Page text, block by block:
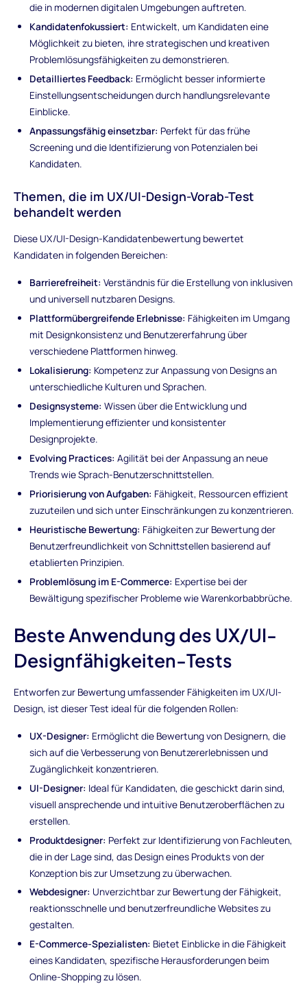
die in modernen digitalen Umgebungen auftreten.
Kandidatenfokussiert: Entwickelt, um Kandidaten eine
Möglichkeit zu bieten, ihre strategischen und kreativen
Problemlösungsfähigkeiten zu demonstrieren.
Detailliertes Feedback: Ermöglicht besser informierte
Einstellungsentscheidungen durch handlungsrelevante
Einblicke.
Anpassungsfähig einsetzbar: Perfekt für das frühe
Screening und die Identifizierung von Potenzialen bei
Kandidaten.
Themen, die im UX/UI-Design-Vorab-Test
behandelt werden
Diese UX/UI-Design-Kandidatenbewertung bewertet
Kandidaten in folgenden Bereichen:
Barrierefreiheit: Verständnis für die Erstellung von inklusiven
und universell nutzbaren Designs.
Plattformübergreifende Erlebnisse: Fähigkeiten im Umgang
mit Designkonsistenz und Benutzererfahrung über
verschiedene Plattformen hinweg.
Lokalisierung: Kompetenz zur Anpassung von Designs an
unterschiedliche Kulturen und Sprachen.
Designsysteme: Wissen über die Entwicklung und
Implementierung effizienter und konsistenter
Designprojekte.
Evolving Practices: Agilität bei der Anpassung an neue
Trends wie Sprach-Benutzerschnittstellen.
Priorisierung von Aufgaben: Fähigkeit, Ressourcen effizient
zuzuteilen und sich unter Einschränkungen zu konzentrieren.
Heuristische Bewertung: Fähigkeiten zur Bewertung der
Benutzerfreundlichkeit von Schnittstellen basierend auf
etablierten Prinzipien.
Problemlösung im E-Commerce: Expertise bei der
Bewältigung spezifischer Probleme wie Warenkorbabbrüche.
Beste Anwendung des UX/UI-
Designfähigkeiten-Tests
Entworfen zur Bewertung umfassender Fähigkeiten im UX/UI-
Design, ist dieser Test ideal für die folgenden Rollen:
UX-Designer: Ermöglicht die Bewertung von Designern, die
sich auf die Verbesserung von Benutzererlebnissen und
Zugänglichkeit konzentrieren.
UI-Designer: Ideal für Kandidaten, die geschickt darin sind,
visuell ansprechende und intuitive Benutzeroberflächen zu
erstellen.
Produktdesigner: Perfekt zur Identifizierung von Fachleuten,
die in der Lage sind, das Design eines Produkts von der
Konzeption bis zur Umsetzung zu überwachen.
Webdesigner: Unverzichtbar zur Bewertung der Fähigkeit,
reaktionsschnelle und benutzerfreundliche Websites zu
gestalten.
E-Commerce-Spezialisten: Bietet Einblicke in die Fähigkeit
eines Kandidaten, spezifische Herausforderungen beim
Online-Shopping zu lösen.